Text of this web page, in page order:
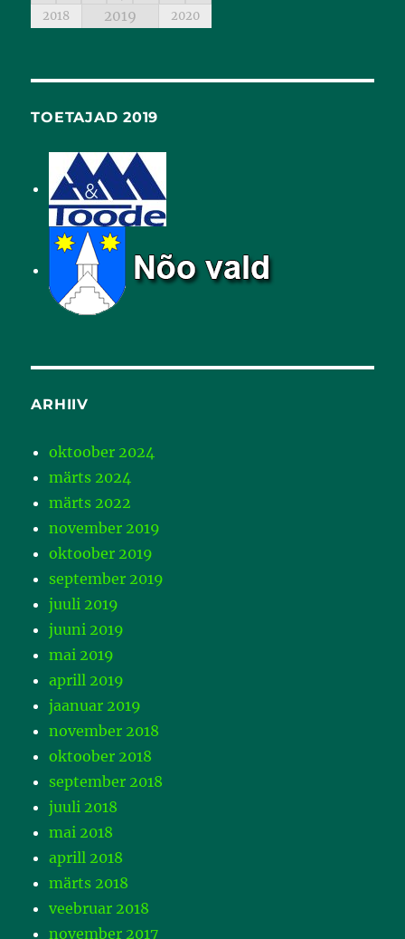
2018 2019 2020
TOETAJAD 2019
ARHIIV
oktoober 2024
märts 2024
märts 2022
november 2019
oktoober 2019
september 2019
juuli 2019
juuni 2019
mai 2019
aprill 2019
jaanuar 2019
november 2018
oktoober 2018
september 2018
juuli 2018
mai 2018
aprill 2018
märts 2018
veebruar 2018
november 2017